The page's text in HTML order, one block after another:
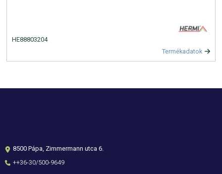
HE88803204
Termékadatok
8500 Pápa, Zimmermann utca 6.
++36-30/500-9649